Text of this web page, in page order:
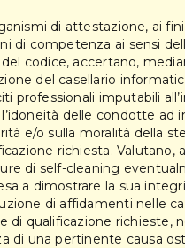
di attestazione, ai
di competenza ai sensi
codice, accertano,
del casellario
professionali imputabili
delle condotte ad
e/o sulla moralità della
richiesta. Valutano,
di self-cleaning
a dimostrare la sua
di affidamenti nelle
di qualificazione richieste,
di una pertinente causa